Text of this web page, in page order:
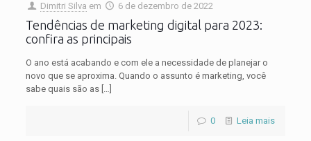
Dimitri Silva em 6 de dezembro de 2022
Tendências de marketing digital para 2023:
confira as principais
O ano está acabando e com ele a necessidade de planejar o
novo que se aproxima. Quando o assunto é marketing, você
sabe quais são as[…]
0 Leia mais